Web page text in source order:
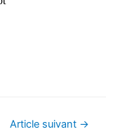
Article suivant →